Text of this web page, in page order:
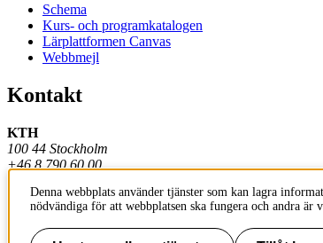
Schema
Kurs- och programkatalogen
Lärplattformen Canvas
Webbmejl
Kontakt
KTH
100 44 Stockholm
+46 8 790 60 00
Kontakta KTH
Jobba på KTH
Press och media
Denna webbplats använder tjänster som kan lagra
nödvändiga för att webbplatsen ska fungera och andra är